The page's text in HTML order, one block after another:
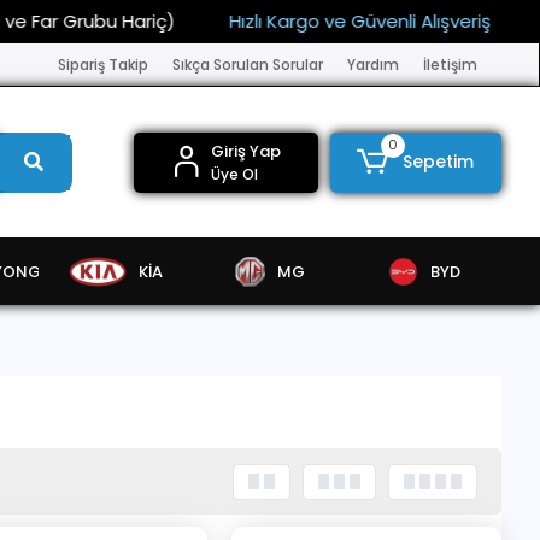
Hariç) Hızlı Kargo ve Güvenli Alışveriş 15.000
Sipariş Takip Sıkça Sorulan Sorular Yardım İletişim
Giriş Yap
Üye Ol
0
Sepetim
KİA MG BYD